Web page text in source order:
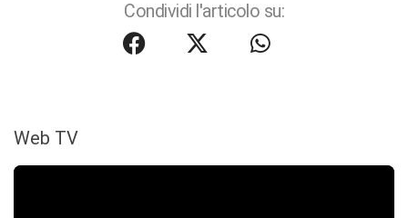
Condividi l'articolo su:
Web TV